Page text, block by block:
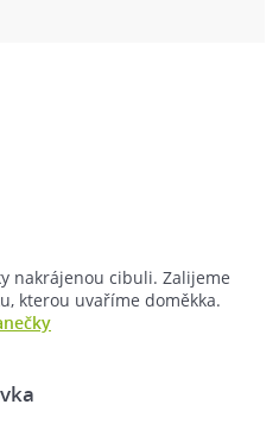
nakrájenou cibuli. Zalijeme
kterou uvaříme doměkka.